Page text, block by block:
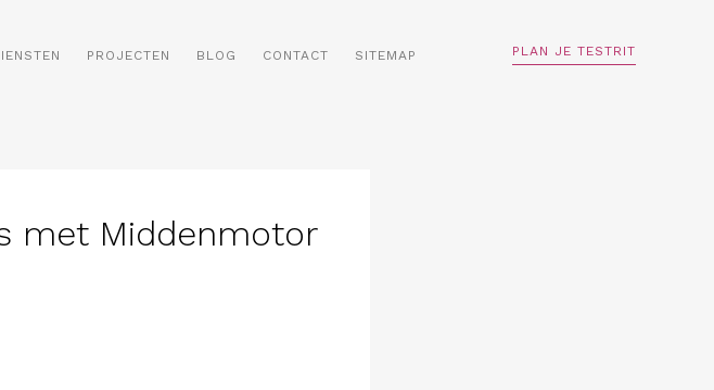
PROJECTEN BLOG CONTACT SITEMAP PLAN JE TESTRIT
met Middenmotor